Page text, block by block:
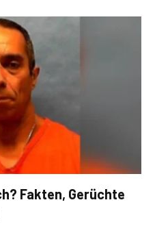
Fakten, Gerüchte